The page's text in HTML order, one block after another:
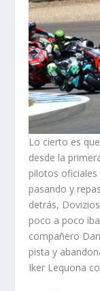
Lo cierto es que
desde la
pilotos oficiales
pasando y
detrás,
poco a poco
compañero
pista y
Iker Lequona